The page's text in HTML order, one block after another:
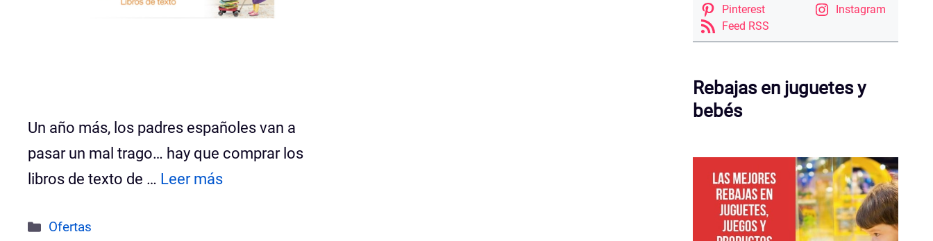
Un año más, los padres españoles van a
pasar un mal trago… hay que comprar los
libros de texto de … Leer más
Categorías
Ofertas
Pinterest
Instagram
Feed RSS
Rebajas en juguetes y
bebés